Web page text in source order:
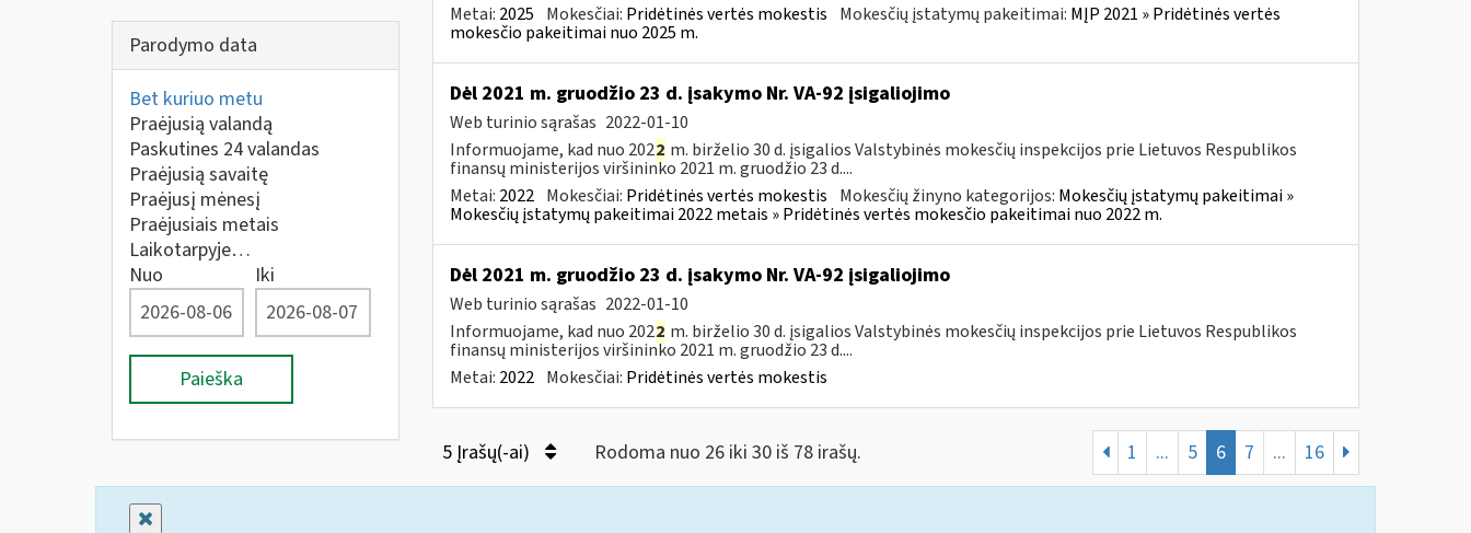
Parodymo data
Bet kuriuo metu
Praėjusią valandą
Paskutines 24 valandas
Praėjusią savaitę
Praėjusį mėnesį
Praėjusiais metais
Laikotarpyje…
Nuo
Iki
Paieška
Metai: 2025 Mokesčiai: Pridėtinės vertės mokestis Mokesčių įstatymų pakeitimai: MĮP 2021 » Pridėtinės vertės
mokesčio pakeitimai nuo 2025 m.
Dėl 2021 m. gruodžio 23 d. įsakymo Nr. VA-92 įsigaliojimo
Web turinio sąrašas 2022-01-10
Informuojame, kad nuo 2022 m. birželio 30 d. įsigalios Valstybinės mokesčių inspekcijos prie Lietuvos Respublikos
finansų ministerijos viršininko 2021 m. gruodžio 23 d....
Metai: 2022 Mokesčiai: Pridėtinės vertės mokestis Mokesčių žinyno kategorijos: Mokesčių įstatymų pakeitimai »
Mokesčių įstatymų pakeitimai 2022 metais » Pridėtinės vertės mokesčio pakeitimai nuo 2022 m.
Dėl 2021 m. gruodžio 23 d. įsakymo Nr. VA-92 įsigaliojimo
Web turinio sąrašas 2022-01-10
Informuojame, kad nuo 2022 m. birželio 30 d. įsigalios Valstybinės mokesčių inspekcijos prie Lietuvos Respublikos
finansų ministerijos viršininko 2021 m. gruodžio 23 d....
Metai: 2022 Mokesčiai: Pridėtinės vertės mokestis
5 Įrašų(-ai) Rodoma nuo 26 iki 30 iš 78 irašų. 1 ... 5 6 7 ... 16